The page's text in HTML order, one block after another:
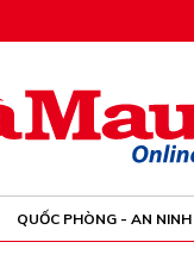
QUỐC PHÒNG - AN NINH